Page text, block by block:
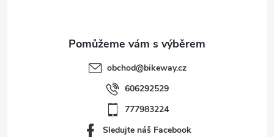
obchod@bikeway.cz
606292529
777983224
Sledujte náš Facebook